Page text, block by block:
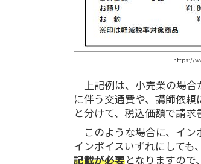
https://
上記例は、小売業の場
に伴う交通費や、講師依
と分けて、税込価額で請求
このような場合に、イ
インボイスいずれにしても
記載が必要となりますので